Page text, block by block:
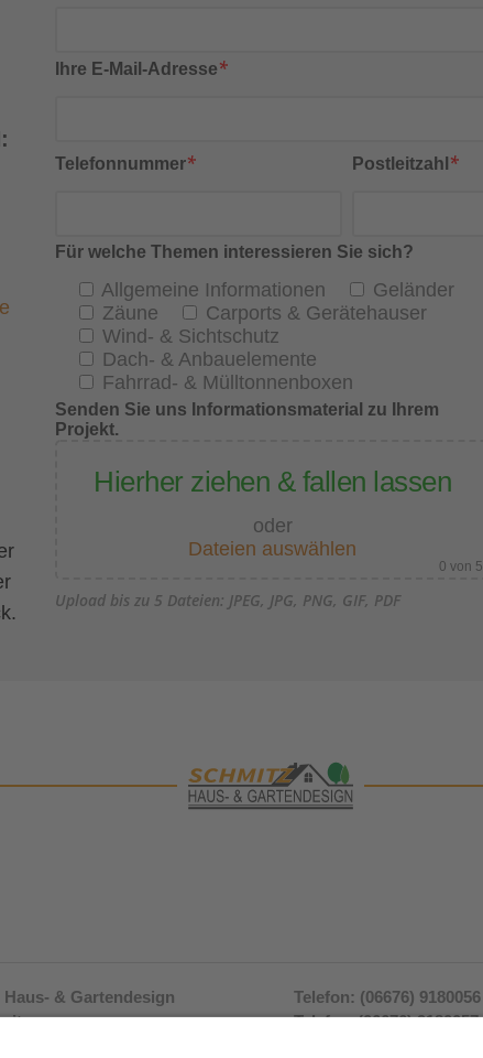
Ihre E-Mail-Adresse*
Bitte lasse dieses Feld leer.
Telefonnummer* Postleitzahl *
Für welche Themen interessieren Sie sich?
Allgemeine Informationen
Geländer
Zäune
Carports & Gerätehauser
Wind- & Sichtschutz
Dach- & Anbauelemente
Fahrrad- & Mülltonnenboxen
Senden Sie uns Informationsmaterial zu Ihrem
Projekt.
Hierher ziehen & fallen lassen
oder
Dateien auswählen
0 von 5
Upload bis zu 5 Dateien: JPEG, JPG, PNG, GIF, PDF
& Gartendesign
Telefon: (06676) 9180056
Telefax: (06676) 9180057